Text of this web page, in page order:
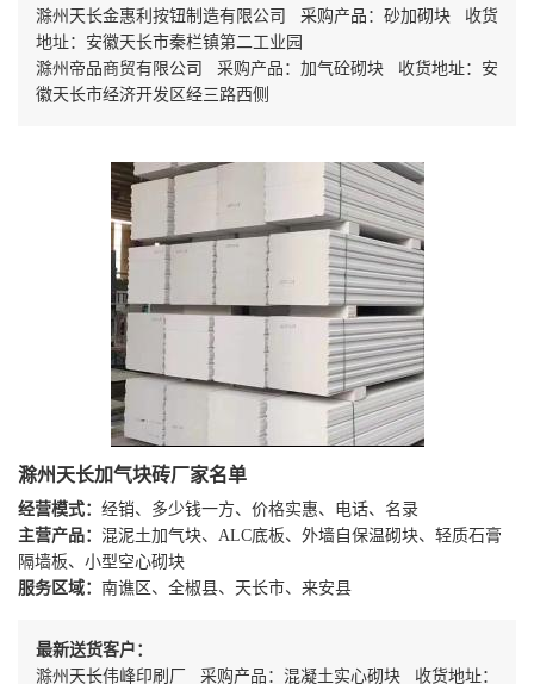
滁州天长金惠利按钮制造有限公司 采购产品：砂加砌块 收货
地址：安徽天长市秦栏镇第二工业园
滁州帝品商贸有限公司 采购产品：加气砼砌块 收货地址：安
徽天长市经济开发区经三路西侧
滁州天长加气块砖厂家名单
经营模式： 经销、多少钱一方、价格实惠、电话、名录
主营产品： 混泥土加气块、ALC底板、外墙自保温砌块、轻质石膏
隔墙板、小型空心砌块
服务区域： 南谯区、全椒县、天长市、来安县
最新送货客户：
滁州天长伟峰印刷厂 采购产品：混凝土实心砌块 收货地址：